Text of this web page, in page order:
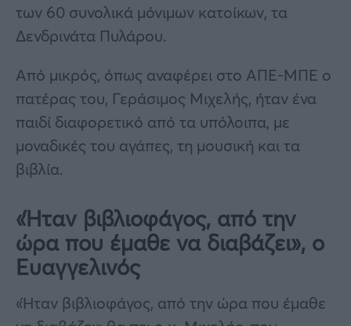
των 60 συνολικά μόνιμων κατοίκων, τα
Δενδρινάτα Πυλάρου.
Από μικρός, όπως αναφέρει στο ΑΠΕ-ΜΠΕ ο
πατέρας του, Γεράσιμος Μιχελής, ήταν ένα
παιδί διαφορετικό από τα υπόλοιπα, με
μοναδικές του αγάπες, τη μουσική και τα
βιβλία.
«Ήταν βιβλιοφάγος, από την
ώρα που έμαθε να διαβάζει», ο
Ευαγγελινός
«Ήταν βιβλιοφάγος, από την ώρα που έμαθε